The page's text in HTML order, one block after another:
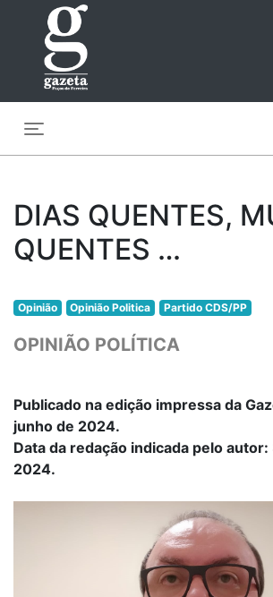
DIAS QUENTES,
QUENTES …
Opinião Opinião Politica Partido CDS/PP
OPINIÃO POLÍTICA
Publicado na edição impressa da
junho de 2024.
Data da redação indicada pelo
2024.